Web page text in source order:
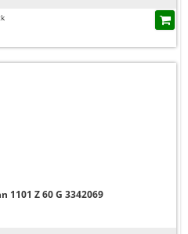
1101 Z 60 G 3342069